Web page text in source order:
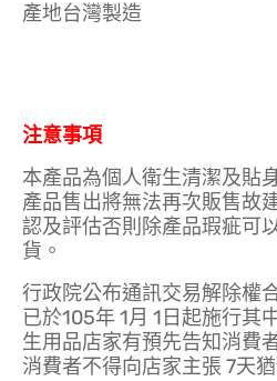
產地台灣製造
注意事項
本產品為個人衛生清潔及貼
產品售出將無法再次販售故
認及評估否則除產品瑕疵可
貨。
行政院公布通訊交易解除權
已於105年 1月 1日起施行其
生用品店家有預先告知消費
消費者不得向店家主張 7天